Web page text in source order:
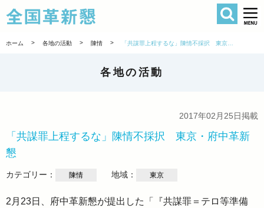
全国革新懇
検索
ホーム > 各地の活動 > 陳情 >
各地の活動
2017年02月25日掲載
「共謀罪上程するな」陳情不採択 東京・府中革新
懇
カテゴリー： 陳情 地域： 東京
2月23日、府中革新懇が提出した「『共謀罪＝テロ等準備